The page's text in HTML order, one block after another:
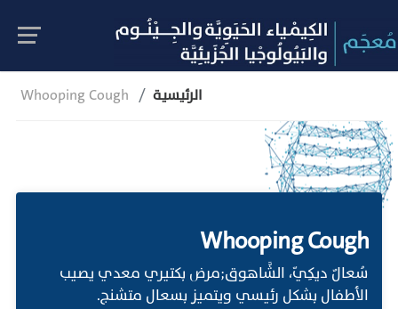
Whooping Cough الرئيسية
Whooping Cough
سُعالٌ ديكِيّ، الشَّاهوق;مرض بكتيري معدي يصيب
الأطفال بشكل رئيسي ويتميز بسعال متشنج.